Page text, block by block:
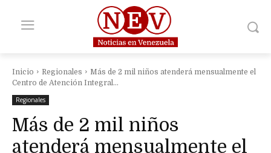
Inicio Regionales
Más de 2 mil niños atenderá mensualmente el
Centro de Atención Integral...
Regionales
Más de 2 mil niños
atenderá mensualmente el